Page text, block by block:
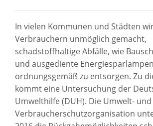
In vielen Kommunen und Städten
Verbrauchern unmöglich gemacht,
schadstoffhaltige Abfälle, wie
und ausgediente
ordnungsgemäß zu entsorgen. Zu
kommt eine Untersuchung der
Umwelthilfe (DUH). Die Umwelt- und
Verbraucherschutzorganisation